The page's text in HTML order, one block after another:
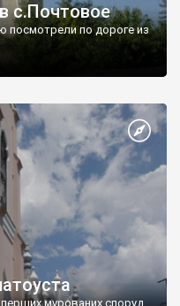
с.Почтовое
по дороге из
мурованих споруд